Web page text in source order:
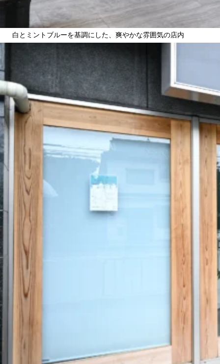
白とミントブルーを基調にした、爽やかな雰囲気の店内